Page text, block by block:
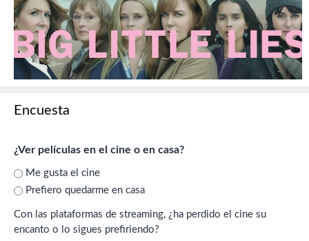
Encuesta
¿Ver películas en el cine o en casa?
Me gusta el cine
Prefiero quedarme en casa
Con las plataformas de streaming, ¿ha perdido el cine su
encanto o lo sigues prefiriendo?